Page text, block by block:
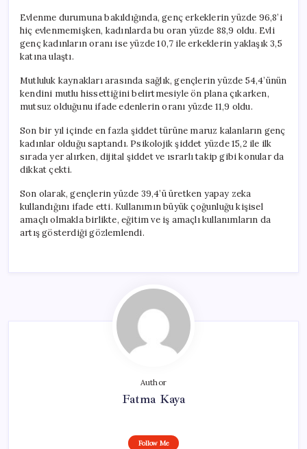
Evlenme durumuna bakıldığında, genç erkeklerin yüzde 96,8’i
hiç evlenmemişken, kadınlarda bu oran yüzde 88,9 oldu. Evli
genç kadınların oranı ise yüzde 10,7 ile erkeklerin yaklaşık 3,5
katına ulaştı.
Mutluluk kaynakları arasında sağlık, gençlerin yüzde 54,4’ünün
kendini mutlu hissettiğini belirtmesiyle ön plana çıkarken,
mutsuz olduğunu ifade edenlerin oranı yüzde 11,9 oldu.
Son bir yıl içinde en fazla şiddet türüne maruz kalanların genç
kadınlar olduğu saptandı. Psikolojik şiddet yüzde 15,2 ile ilk
sırada yer alırken, dijital şiddet ve ısrarlı takip gibi konular da
dikkat çekti.
Son olarak, gençlerin yüzde 39,4’ü üretken yapay zeka
kullandığını ifade etti. Kullanımın büyük çoğunluğu kişisel
amaçlı olmakla birlikte, eğitim ve iş amaçlı kullanımların da
artış gösterdiği gözlemlendi.
Author
Fatma Kaya
Follow Me